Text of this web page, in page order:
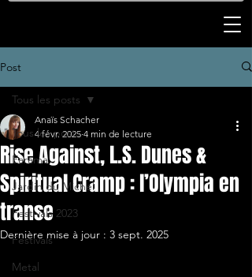
Post
Tous les posts
Earama
Jardin du Michel
Festivals 2023
Festivals
Metal
Tous les posts
Rise Against, L.S. Dunes &
Spiritual Cramp : l’Olympia en
transe
Anaïs Schacher
4 févr. 2025 4 min de lecture
Dernière mise à jour : 3 sept. 2025